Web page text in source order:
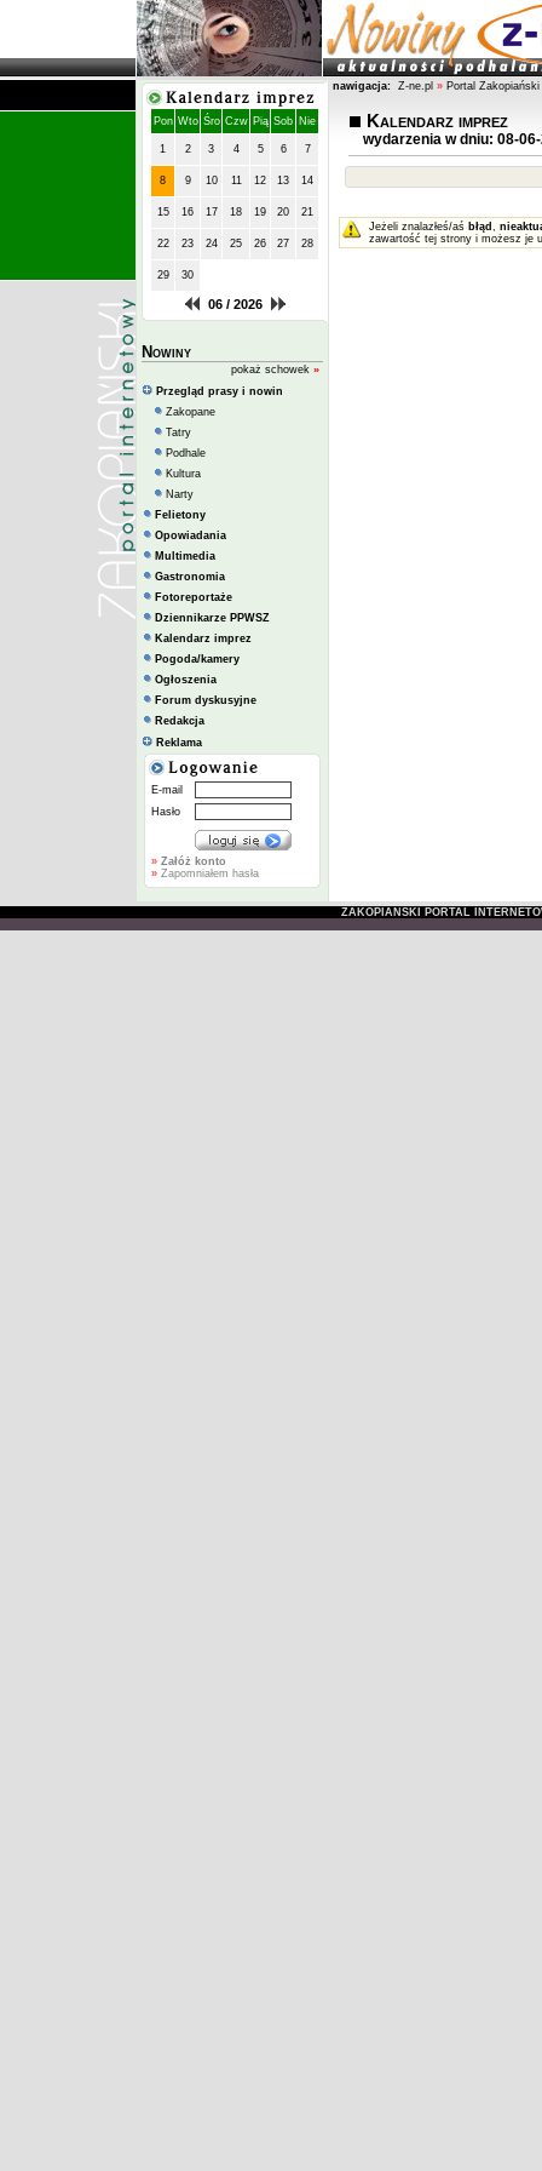
Pon Wto Śro Czw Pią Sob Nie
1 2 3 4 5 6 7
8 9 10 11 12 13 14
15 16 17 18 19 20 21
22 23 24 25 26 27 28
29 30
06 / 2026
Nowiny
pokaż schowek »
Przegląd prasy i nowin
Zakopane
Tatry
Podhale
Kultura
Narty
Felietony
Opowiadania
Multimedia
Gastronomia
Fotoreportaże
Dziennikarze PPWSZ
Kalendarz imprez
Pogoda/kamery
Ogłoszenia
Forum dyskusyjne
Redakcja
Reklama
E-mail
Hasło
» Załóż konto
» Zapomniałem hasła
nawigacja: Z-ne.pl » Portal Zakopiański
Kalendarz imprez
wydarzenia w dniu: 08-
Jeżeli znalazłeś/aś błąd ,
zawartość tej strony i możesz je
ZAKOPIAŃSKI PORTAL